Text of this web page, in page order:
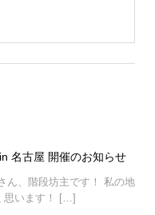
名古屋 開催のお知らせ
ん、階段坊主です！ 私の地
思います！ […]